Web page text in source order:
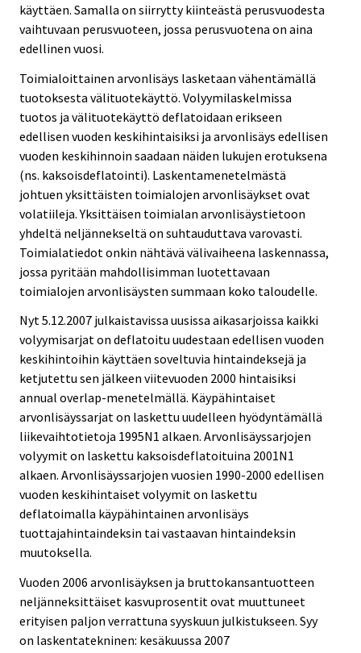
käyttäen. Samalla on siirrytty kiinteästä perusvuodesta
vaihtuvaan perusvuoteen, jossa perusvuotena on aina
edellinen vuosi.
Toimialoittainen arvonlisäys lasketaan vähentämällä
tuotoksesta välituotekäyttö. Volyymilaskelmissa
tuotos ja välituotekäyttö deflatoidaan erikseen
edellisen vuoden keskihintaisiksi ja arvonlisäys edellisen
vuoden keskihinnoin saadaan näiden lukujen erotuksena
(ns. kaksoisdeflatointi). Laskentamenetelmästä
johtuen yksittäisten toimialojen arvonlisäykset ovat
volatiileja. Yksittäisen toimialan arvonlisäystietoon
yhdeltä neljännekseltä on suhtauduttava varovasti.
Toimialatiedot onkin nähtävä välivaiheena laskennassa,
jossa pyritään mahdollisimman luotettavaan
toimialojen arvonlisäysten summaan koko taloudelle.
Nyt 5.12.2007 julkaistavissa uusissa aikasarjoissa kaikki
volyymisarjat on deflatoitu uudestaan edellisen vuoden
keskihintoihin käyttäen soveltuvia hintaindeksejä ja
ketjutettu sen jälkeen viitevuoden 2000 hintaisiksi
annual overlap-menetelmällä. Käypähintaiset
arvonlisäyssarjat on laskettu uudelleen hyödyntämällä
liikevaihtotietoja 1995N1 alkaen. Arvonlisäyssarjojen
volyymit on laskettu kaksoisdeflatoituina 2001N1
alkaen. Arvonlisäyssarjojen vuosien 1990-2000 edellisen
vuoden keskihintaiset volyymit on laskettu
deflatoimalla käypähintainen arvonlisäys
tuottajahintaindeksin tai vastaavan hintaindeksin
muutoksella.
Vuoden 2006 arvonlisäyksen ja bruttokansantuotteen
neljänneksittäiset kasvuprosentit ovat muuttuneet
erityisen paljon verrattuna syyskuun julkistukseen. Syy
on laskentatekninen: kesäkuussa 2007